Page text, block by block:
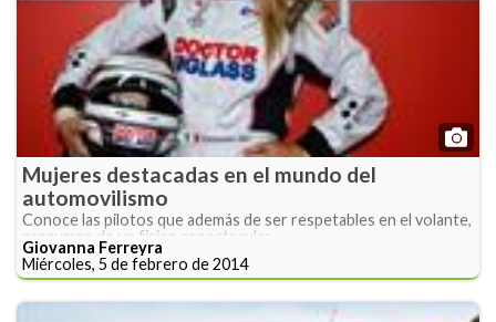
Mujeres destacadas en el mundo del
automovilismo
Conoce las pilotos que además de ser respetables en el volante,
presumen de un físico espectacular.
Giovanna Ferreyra
Miércoles, 5 de febrero de 2014